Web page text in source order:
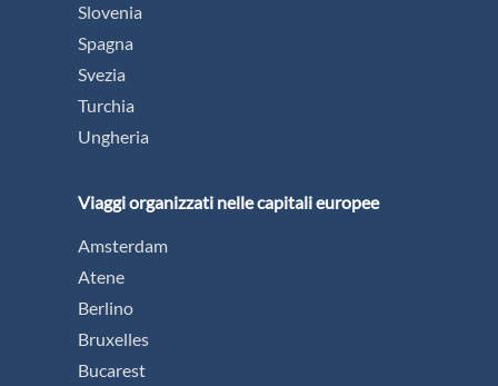
Slovenia
Spagna
Svezia
Turchia
Ungheria
Viaggi organizzati nelle capitali europee
Amsterdam
Atene
Berlino
Bruxelles
Bucarest